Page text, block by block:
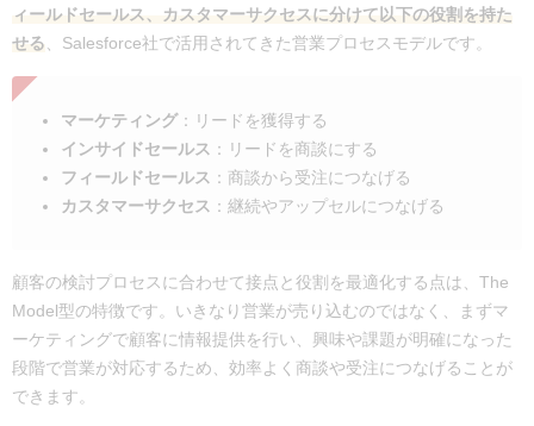
ィールドセールス、カスタマーサクセスに分けて以下の役割を持た
せる、Salesforce社で活用されてきた営業プロセスモデルです。
マーケティング：リードを獲得する
インサイドセールス ：リードを商談にする
フィールドセールス ：商談から受注につなげる
カスタマーサクセス ：継続やアップセルにつなげる
顧客の検討プロセスに合わせて接点と役割を最適化する点は、The
Model型の特徴です。いきなり営業が売り込むのではなく、まずマ
ーケティングで顧客に情報提供を行い、興味や課題が明確になった
段階で営業が対応するため、効率よく商談や受注につなげることが
できます。